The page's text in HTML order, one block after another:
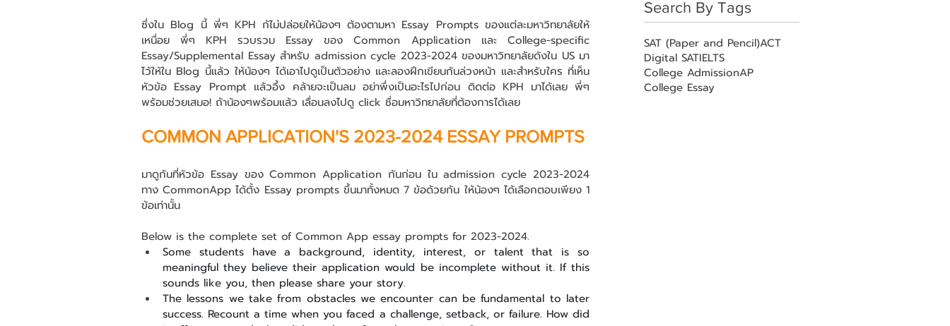
ซึ่งใน Blog นี้ พี่ๆ KPH ก้ไม่ปล่อยให้น้องๆ ต้องตามหา Essay Prompts ของแต่ละมหาวิทยาลัยให้
เหนื่อย พี่ๆ KPH รวบรวม Essay ของ Common Application และ College-specific
Essay/Supplemental Essay สำหรับ admission cycle 2023-2024 ของมหาวิทยาลัยดังใน US มา
ไว้ให้ใน Blog นี้แล้ว ให้น้องๆ ได้เอาไปดูเป็นตัวอย่าง และลองฝึกเขียนกันล่วงหน้า และสำหรับใคร ที่เห็น
หัวข้อ Essay Prompt แล้วอึ้ง คล้ายจะเป็นลม อย่าพึ่งเป็นอะไรไปก่อน ติดต่อ KPH มาได้เลย พี่ๆ
พร้อมช่วยเสมอ! ถ้าน้องๆพร้อมแล้ว เลื่อนลงไปดู click ชื่อมหาวิทยาลัยที่ต้องการได้เลย
COMMON APPLICATION'S 2023-2024 ESSAY PROMPTS
มาดูกันที่หัวข้อ Essay ของ Common Application กันก่อน ใน admission cycle 2023-2024
ทาง CommonApp ได้ตั้ง Essay prompts ขึ้นมาทั้งหมด 7 ข้อด้วยกัน ให้น้องๆ ได้เลือกตอบเพียง 1
ข้อเท่านั้น
Below is the complete set of Common App essay prompts for 2023-2024.
Some students have a background, identity, interest, or talent that is so
meaningful they believe their application would be incomplete without it. If this
sounds like you, then please share your story.
The lessons we take from obstacles we encounter can be fundamental to later
success. Recount a time when you faced a challenge, setback, or failure. How did
Search By Tags
SAT (Paper and Pencil)ACT
Digital SATIELTS
College AdmissionAP
College Essay